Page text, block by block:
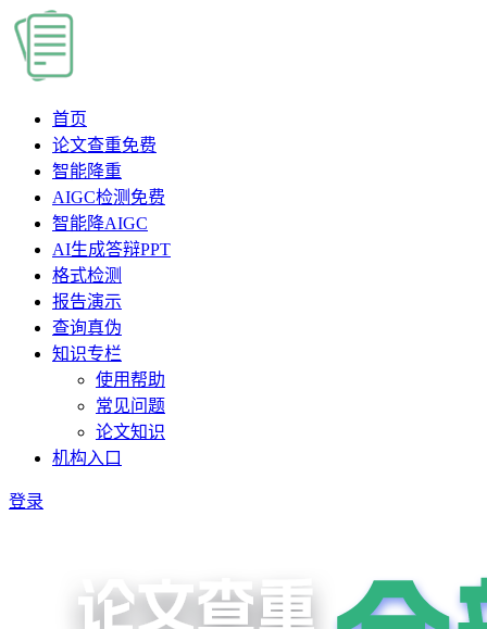
首页
论文查重免费
智能降重
AIGC检测 免费
智能降AIGC
AI生成答辩PPT
格式检测
报告演示
查询真伪
知识专栏
使用帮助
常见问题
论文知识
机构入口
登录